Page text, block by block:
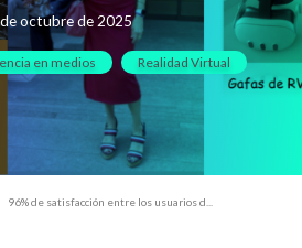
octubre de 2025
en medios Realidad Virtual
96% de satisfacción entre los usuarios d...